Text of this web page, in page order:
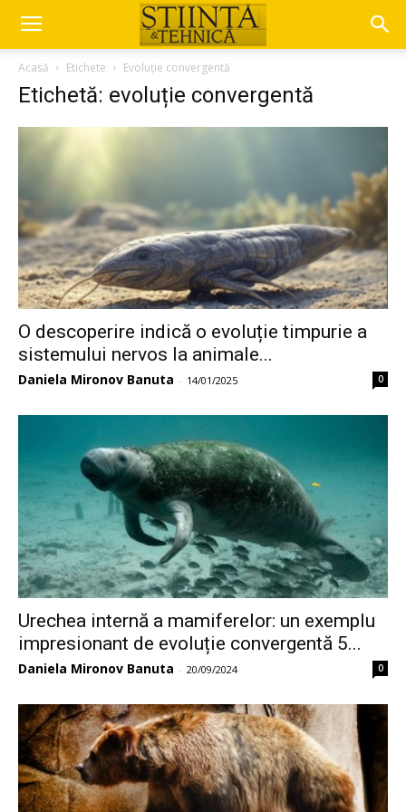
Acasă Etichete Evoluție convergentă
Etichetă: evoluție convergentă
O descoperire indică o evoluție timpurie a
sistemului nervos la animale...
Daniela Mironov Banuta - 14/01/2025 0
Urechea internă a mamiferelor: un exemplu
impresionant de evoluție convergentă 5...
Daniela Mironov Banuta - 20/09/2024 0